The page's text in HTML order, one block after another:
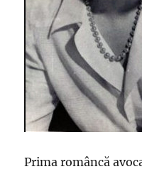
Prima româncă